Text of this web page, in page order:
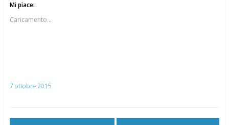
Mi piace:
Caricamento...
7 ottobre 2015